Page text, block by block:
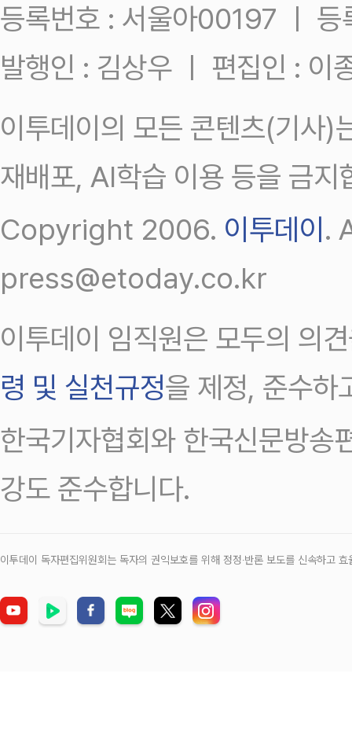
등록번호 : 서울아00197 ㅣ
발행인 : 김상우 ㅣ 편집인 : 이
이투데이의 모든 콘텐츠(기사)
재배포, AI학습 이용 등을 금지
Copyright 2006. 이투데이.
press@etoday.co.kr
이투데이 임직원은 모두의 의
령 및 실천규정을 제정, 준수하
한국기자협회와 한국신문방송
강도 준수합니다.
이투데이 독자편집위원회는 독자의 권익보호를 위해 정정‧반론 보도를 신속하고